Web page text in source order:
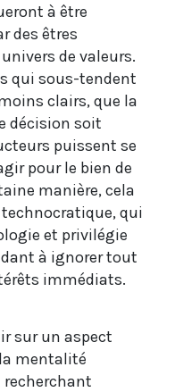
à être
des êtres
de valeurs.
qui sous-tendent
clairs, que la
décision soit
puissent se
pour le bien de
manière, cela
qui
et privilégie
à ignorer tout
immédiats.
sur un aspect
mentalité